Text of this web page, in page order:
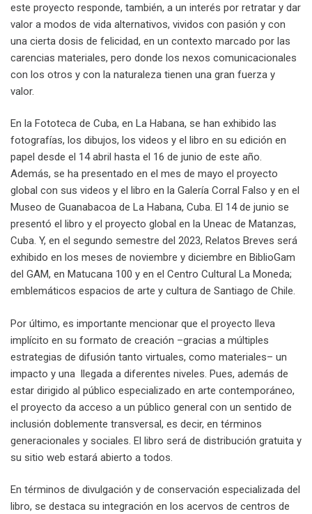
este proyecto responde, también, a un interés por retratar y dar
valor a modos de vida alternativos, vividos con pasión y con
una cierta dosis de felicidad, en un contexto marcado por las
carencias materiales, pero donde los nexos comunicacionales
con los otros y con la naturaleza tienen una gran fuerza y
valor.
En la Fototeca de Cuba, en La Habana, se han exhibido las
fotografías, los dibujos, los videos y el libro en su edición en
papel desde el 14 abril hasta el 16 de junio de este año.
Además, se ha presentado en el mes de mayo el proyecto
global con sus videos y el libro en la Galería Corral Falso y en el
Museo de Guanabacoa de La Habana, Cuba. El 14 de junio se
presentó el libro y el proyecto global en la Uneac de Matanzas,
Cuba. Y, en el segundo semestre del 2023, Relatos Breves será
exhibido en los meses de noviembre y diciembre en BiblioGam
del GAM, en Matucana 100 y en el Centro Cultural La Moneda;
emblemáticos espacios de arte y cultura de Santiago de Chile.
Por último, es importante mencionar que el proyecto lleva
implícito en su formato de creación –gracias a múltiples
estrategias de difusión tanto virtuales, como materiales– un
impacto y una llegada a diferentes niveles. Pues, además de
estar dirigido al público especializado en arte contemporáneo,
el proyecto da acceso a un público general con un sentido de
inclusión doblemente transversal, es decir, en términos
generacionales y sociales. El libro será de distribución gratuita y
su sitio web estará abierto a todos.
En términos de divulgación y de conservación especializada del
libro, se destaca su integración en los acervos de centros de